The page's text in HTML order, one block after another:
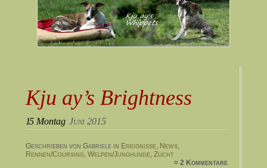
Kju ay’s Brightness
15 Montag Juni 2015
Geschrieben von Gabriele in Ereignisse, News,
Rennen/Coursing, Welpen/Junghunde, Zucht
≈ 2 Kommentare